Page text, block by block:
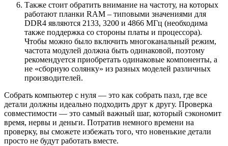
Также стоит обратить внимание на частоту, на которых
работают планки RAM – типовыми значениями для
DDR4 являются 2133, 3200 и 4866 МГц (необходима
также поддержка со стороны платы и процессора).
Чтобы можно было включить многоканальный режим,
частота модулей должна быть одинаковой, поэтому
рекомендуется приобретать одинаковые компоненты, а
не «сборную солянку» из разных моделей различных
производителей.
Собрать компьютер с нуля — это как собрать пазл, где все
детали должны идеально подходить друг к другу. Проверка
совместимости — это самый важный шаг, который сэкономит
время, нервы и деньги. Потратив немного времени на
проверку, вы сможете избежать того, что новенькие детали
просто не будут работать вместе.